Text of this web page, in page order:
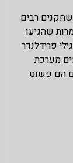
רבים
שהגיעו
פרידלנדר
מערכת
הם פשוט